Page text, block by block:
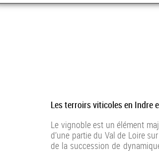
Les terroirs viticoles en Indre
Le vignoble est un élément
d’une partie du Val de Loire
de la succession de